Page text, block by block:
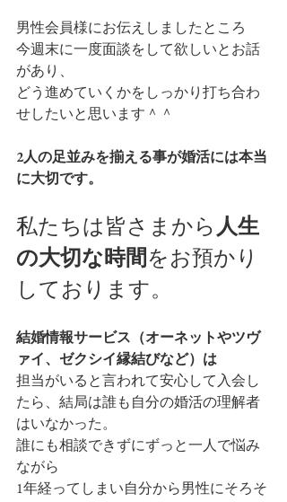
男性会員様にお伝えしましたところ
今週末に一度面談をして欲しいとお話
があり、
どう進めていくかをしっかり打ち合わ
せしたいと思います＾＾
2人の足並みを揃える事が婚活には本当
に大切です。
私たちは皆さまから人生
の大切な時間をお預かり
しております。
結婚情報サービス（オーネットやツヴ
ァイ、ゼクシイ縁結びなど）は
担当がいると言われて安心して入会し
たら、結局は誰も自分の婚活の理解者
はいなかった。
誰にも相談できずにずっと一人で悩み
ながら
1年経ってしまい自分から男性にそろそ